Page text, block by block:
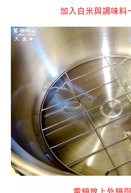
加入白米與調味料